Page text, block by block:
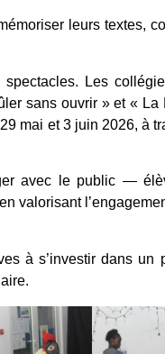
leurs textes,
Les
sans ouvrir » et «
mai et 3 juin 2026, à
avec le public —
valorisant
à s’investir dans un